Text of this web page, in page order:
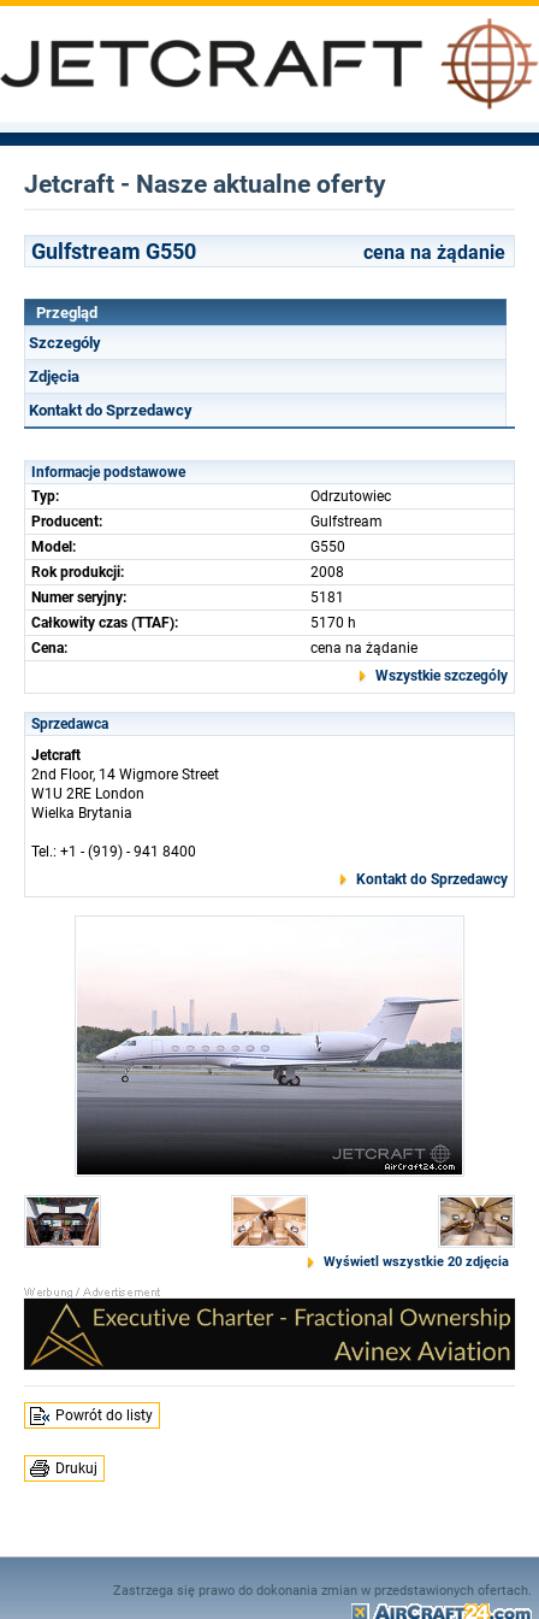
Jetcraft - Nasze aktualne oferty
Gulfstream G550 cena na żądanie
Przegląd
Szczególy
Zdjęcia
Kontakt do Sprzedawcy
Informacje podstawowe
Typ:
Odrzutowiec
Producent:
Gulfstream
Model:
G550
Rok produkcji:
2008
Numer seryjny:
5181
Całkowity czas (TTAF):
5170 h
Cena:
cena na żądanie
Wszystkie szczególy
Sprzedawca
Jetcraft
2nd Floor, 14 Wigmore Street
W1U 2RE London
Wielka Brytania
Tel.: +1 - (919) - 941 8400
Kontakt do Sprzedawcy
Wyświetl wszystkie 20 zdjęcia
Powrót do listy
Drukuj
Zastrzega się prawo do dokonania zmian w przedstawionych ofertach.